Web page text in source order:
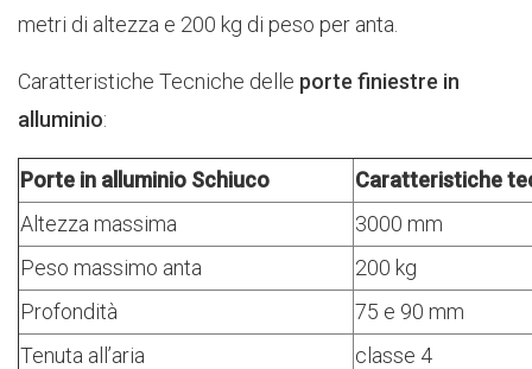
metri di altezza e 200 kg di peso per anta.
Caratteristiche Tecniche delle porte finiestre in
alluminio:
Porte in alluminio Schiuco
Caratteristiche
Altezza massima
3000 mm
Peso massimo anta
200 kg
Profondità
75 e 90 mm
Tenuta all’aria
classe 4